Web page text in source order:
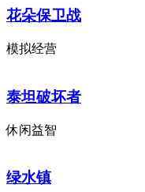
花朵保卫战
模拟经营
泰坦破坏者
休闲益智
绿水镇